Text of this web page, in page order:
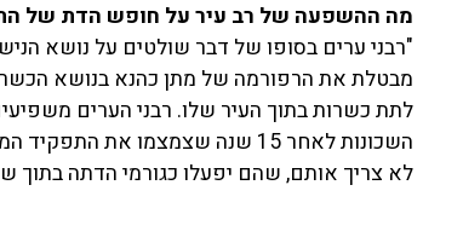
מה ההשפעה של רב עיר על חופש הדת של
"רבני ערים בסופו של דבר שולטים על נושא
מבטלת את הרפורמה של מתן כהנא בנושא
לתת כשרות בתוך העיר שלו. רבני הערים
השכונות לאחר 15 שנה שצמצמו
לא צריך אותם, שהם יפעלו כגורמי הדתה בתוך